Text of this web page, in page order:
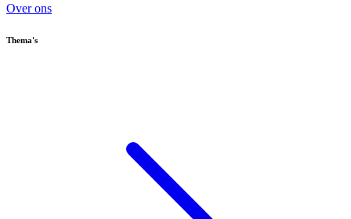
Over ons
Thema's